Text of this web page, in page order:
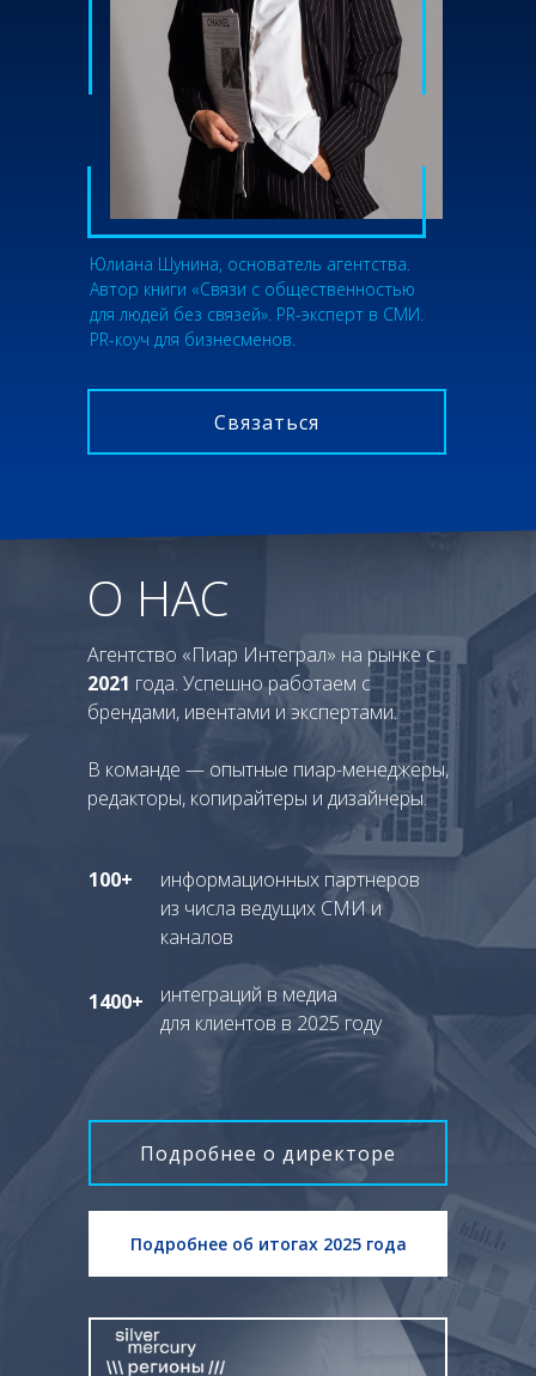
Связаться
Юлиана Шунина, основатель агентства.
Автор книги «Связи с общественностью
для людей без связей». PR-эксперт в СМИ.
PR-коуч для бизнесменов.
О НАС
Агентство «Пиар Интеграл» на рынке с
2021 года. Успешно работаем с
брендами, ивентами и экспертами.
В команде — опытные пиар-менеджеры,
редакторы, копирайтеры и дизайнеры.
информационных партнеров
из числа ведущих СМИ и
каналов
интеграций в медиа
для клиентов в 2025 году
1400+
100+
Подробнее о директоре
Подробнее об итогах 2025 года